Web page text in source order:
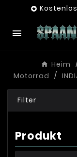


Heim
Motorrad
Filter
Produkt